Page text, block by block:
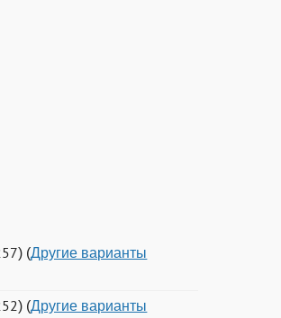
(Другие варианты
(Другие варианты